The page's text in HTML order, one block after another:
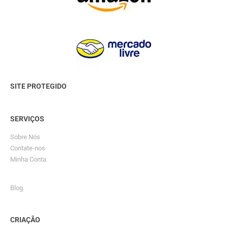
SITE PROTEGIDO
SERVIÇOS
Sobre Nós
Contate-nos
Minha Conta
Blog
CRIAÇÃO